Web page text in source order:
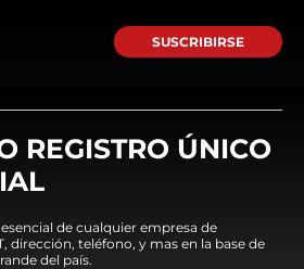
SUSCRIBIRSE
REGISTRO ÚNICO
de cualquier empresa de
dirección, teléfono, y mas en la base de
del país.